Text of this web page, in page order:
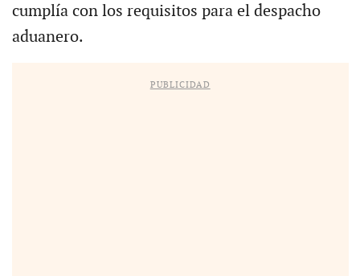
cumplía con los requisitos para el despacho
aduanero.
PUBLICIDAD